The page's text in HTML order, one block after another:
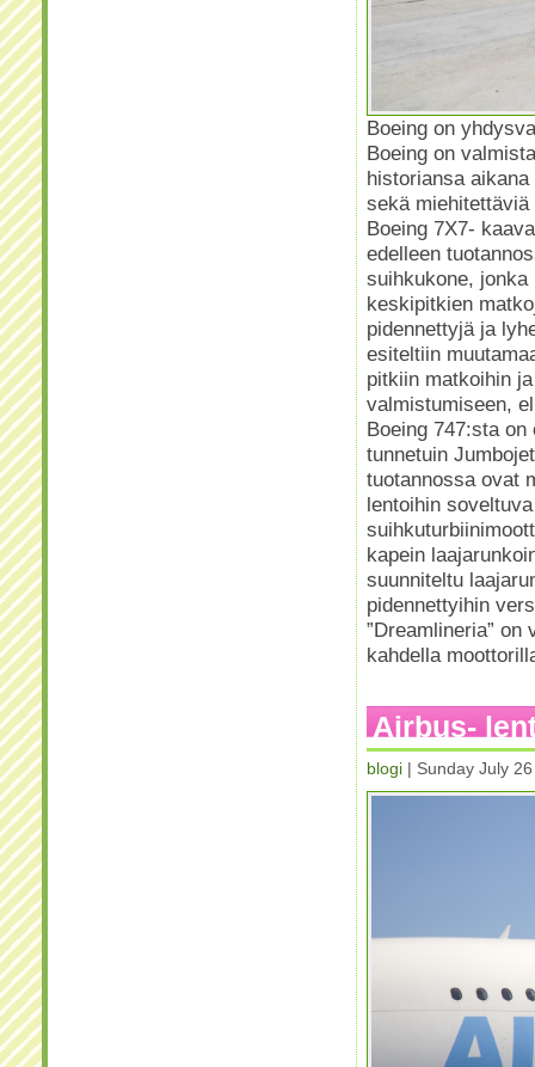
Boeing on
Boeing on
historiansa
sekä miehitettäviä
Boeing 7X7-
edelleen
suihkukone,
keskipitkien
pidennettyjä ja
esiteltiin
pitkiin matkoihin
valmistumiseen,
Boeing 747:sta
tunnetuin
tuotannossa ovat
lentoihin
kapein
suunniteltu
pidennettyihin
”Dreamlineria”
kahdella
Airbus-
blogi | Sunday July